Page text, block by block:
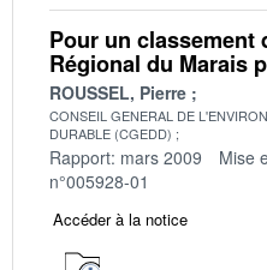
Pour un classement
Régional du Marais
ROUSSEL, Pierre
CONSEIL GENERAL DE
DURABLE (CGEDD)
Rapport: mars 2009 Mise
n°005928-01
Accéder à la notice